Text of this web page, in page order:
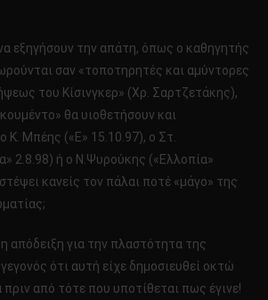
εξηγήσουν την απάτη, όπως ο καθηγητής
σαν «τοποτηρητές και αμύντορες
του Κίσινγκερ» (Χρ. Σαρτζετάκης),
θα υιοθετήσουν και
Κ. Μπέης («Ε» 15.10.97), ο Στ.
2.8.98) ή ο Ν.Ψυρούκης («Ελλοπία»
κανείς τον πάλαι ποτέ «μάγο» της
απόδειξη για την πλαστότητα της
ότι αυτή είχε δημοσιευθεί οκτώ
πριν από τότε που υποτίθεται πως έγινε!